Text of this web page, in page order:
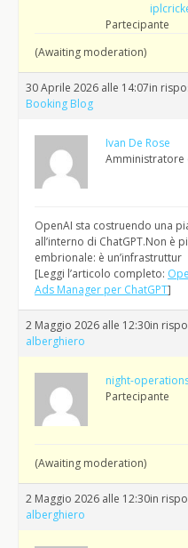
Partecipante
(Awaiting moderation)
30 Aprile 2026 alle 14:07in
Booking Blog
Ivan De Rose
Amministratore
OpenAI sta costruendo una
all’interno di ChatGPT.Non è
embrionale: è un’infrastruttur
[Leggi l’articolo completo:
Ads Manager per ChatGPT]
2 Maggio 2026 alle 12:30in
alberghiero
night-
Partecipante
(Awaiting moderation)
2 Maggio 2026 alle 12:30in
alberghiero